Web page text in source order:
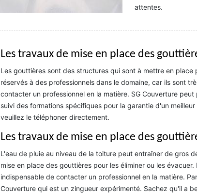
attentes.
Les travaux de mise en place des
Les gouttières sont des structures qui sont à mettre en
réservés à des professionnels dans le domaine, car ils sont
contacter un professionnel en la matière. SG Couverture
suivi des formations spécifiques pour la garantie d'un
veuillez le téléphoner directement.
Les travaux de mise en place des
L'eau de pluie au niveau de la toiture peut entraîner de gros
mise en place des gouttières pour les éliminer ou les
indispensable de contacter un professionnel en la matière.
Couverture qui est un zingueur expérimenté. Sachez qu'il a